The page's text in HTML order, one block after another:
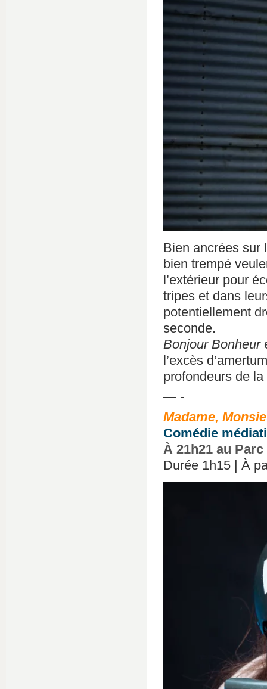
Bien ancrées sur
bien trempé
l’extérieur pour
tripes et dans
potentiellement
seconde.
Bonjour Bonheur
l’excès
profondeurs de
— -
Madame,
Comédie
À 21h21 au
Durée 1h15 | À